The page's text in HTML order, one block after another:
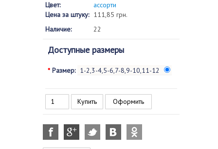
Цвет:
ассорти
Цена за штуку: 111,85 грн.
Наличие:
22
Доступные размеры
* Размер: 1-2,3-4,5-6,7-8,9-10,11-12
Оформить